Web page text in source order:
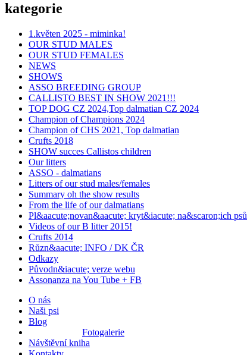
kategorie
1.květen 2025 - miminka!
OUR STUD MALES
OUR STUD FEMALES
NEWS
SHOWS
ASSO BREEDING GROUP
CALLISTO BEST IN SHOW 2021!!!
TOP DOG CZ 2024,Top dalmatian CZ 2024
Champion of Champions 2024
Champion of CHS 2021, Top dalmatian
Crufts 2018
SHOW succes Callistos children
Our litters
ASSO - dalmatians
Litters of our stud males/females
Summary oh the show results
From the life of our dalmatians
Pl&aacute;novan&aacute; kryt&iacute; na&scaron;ich psů
Videos of our B litter 2015!
Crufts 2014
Různ&aacute; INFO / DK ČR
Odkazy
Původn&iacute; verze webu
Assonanza na You Tube + FB
O nás
Naši psi
Blog
Fotogalerie
Návštěvní kniha